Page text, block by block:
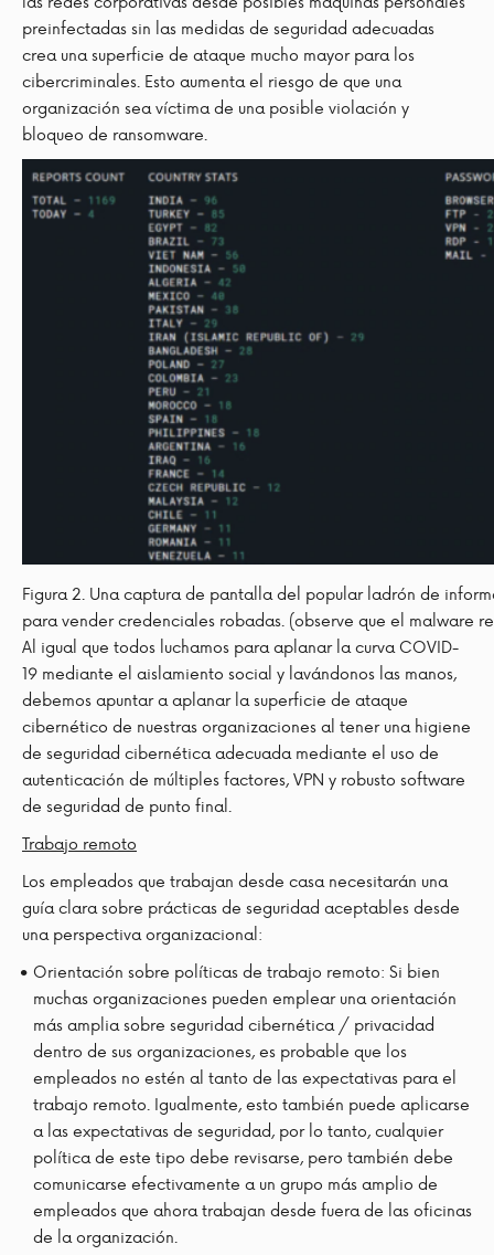
preinfectadas sin las medidas de seguridad adecuadas
crea una superficie de ataque mucho mayor para los
cibercriminales. Esto aumenta el riesgo de que una
organización sea víctima de una posible violación y
bloqueo de ransomware.
Figura 2. Una captura de pantalla del popular ladrón de
para vender credenciales robadas. (observe que el malware
Al igual que todos luchamos para aplanar la curva COVID-
19 mediante el aislamiento social y lavándonos las manos,
debemos apuntar a aplanar la superficie de ataque
cibernético de nuestras organizaciones al tener una higiene
de seguridad cibernética adecuada mediante el uso de
autenticación de múltiples factores, VPN y robusto software
de seguridad de punto final.
Trabajo remoto
Los empleados que trabajan desde casa necesitarán una
guía clara sobre prácticas de seguridad aceptables desde
una perspectiva organizacional:
Orientación sobre políticas de trabajo remoto: Si bien
muchas organizaciones pueden emplear una orientación
más amplia sobre seguridad cibernética / privacidad
dentro de sus organizaciones, es probable que los
empleados no estén al tanto de las expectativas para el
trabajo remoto. Igualmente, esto también puede aplicarse
a las expectativas de seguridad, por lo tanto, cualquier
política de este tipo debe revisarse, pero también debe
comunicarse efectivamente a un grupo más amplio de
empleados que ahora trabajan desde fuera de las oficinas
de la organización.